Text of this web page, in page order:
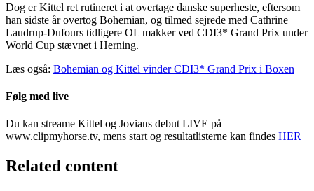
Dog er Kittel ret rutineret i at overtage danske superheste, eftersom
han sidste år overtog Bohemian, og tilmed sejrede med Cathrine
Laudrup-Dufours tidligere OL makker ved CDI3* Grand Prix under
World Cup stævnet i Herning.
Læs også: Bohemian og Kittel vinder CDI3* Grand Prix i Boxen
Følg med live
Du kan streame Kittel og Jovians debut LIVE på
www.clipmyhorse.tv, mens start og resultatlisterne kan findes HER
Related content